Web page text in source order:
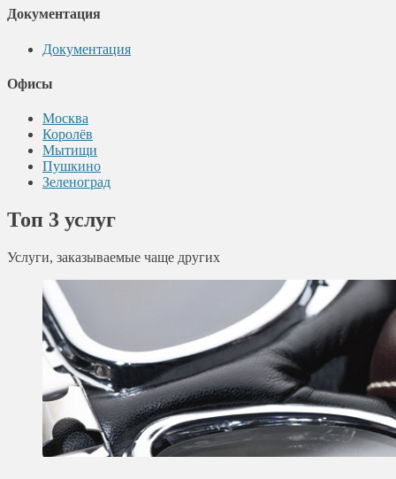
Документация
Документация
Офисы
Москва
Королёв
Мытищи
Пушкино
Зеленоград
Топ 3 услуг
Услуги, заказываемые чаще других